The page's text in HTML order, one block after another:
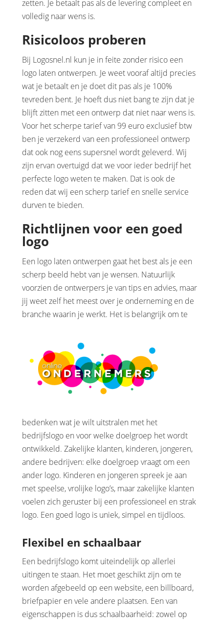
zetten. Je betaalt pas als de levering compleet en
volledig naar wens is.
Risicoloos proberen
Bij Logosnel.nl kun je in feite zonder risico een
logo laten ontwerpen. Je weet vooraf altijd precies
wat je betaalt en je doet dit pas als je 100%
tevreden bent. Je hoeft dus niet bang te zijn dat je
blijft zitten met een ontwerp dat niet naar wens is.
Voor het scherpe tarief van 99 euro exclusief btw
ben je verzekerd van een professioneel ontwerp
dat ook nog eens supersnel wordt geleverd. Wij
zijn ervan overtuigd dat we voor ieder bedrijf het
perfecte logo weten te maken. Dat is ook de
reden dat wij een scherp tarief en snelle service
durven te bieden.
Richtlijnen voor een goed
logo
Een logo laten ontwerpen gaat het best als je een
scherp beeld hebt van je wensen. Natuurlijk
voorzien de ontwerpers je van tips en advies, maar
jij weet zelf het meest over je onderneming en de
branche waarin je werkt. Het is belangrijk om te
bedenken wat je wilt uitstralen met het
bedrijfslogo en voor welke doelgroep het wordt
ontwikkeld. Zakelijke klanten, kinderen, jongeren,
andere bedrijven: elke doelgroep vraagt om een
ander logo. Kinderen en jongeren spreek je aan
met speelse, vrolijke logo’s, maar zakelijke klanten
voelen zich geruster bij een professioneel en strak
logo. Een goed logo is uniek, simpel en tijdloos.
Flexibel en schaalbaar
Een bedrijfslogo komt uiteindelijk op allerlei
uitingen te staan. Het moet geschikt zijn om te
worden afgebeeld op een website, een billboard,
briefpapier en vele andere plaatsen. Een van
eigenschappen is dus schaalbaarheid: zowel op